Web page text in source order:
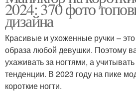
2024: 370 фото
дизайна
Красивые и ухоженные ручки –
образа любой девушки. Поэтому
ухаживать за ногтями, а
тенденции. В 2023 году на пике
короткие ногти.